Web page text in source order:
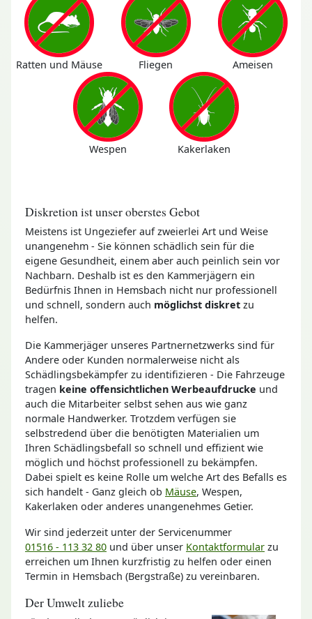
Ratten und Mäuse Fliegen Ameisen
Wespen Kakerlaken
Diskretion ist unser oberstes Gebot
Meistens ist Ungeziefer auf zweierlei Art und Weise
unangenehm - Sie können schädlich sein für die
eigene Gesundheit, einem aber auch peinlich sein vor
Nachbarn. Deshalb ist es den Kammerjägern ein
Bedürfnis Ihnen in Hemsbach nicht nur professionell
und schnell, sondern auch möglichst diskret zu
helfen.
Die Kammerjäger unseres Partnernetzwerks sind für
Andere oder Kunden normalerweise nicht als
Schädlingsbekämpfer zu identifizieren - Die Fahrzeuge
tragen keine offensichtlichen Werbeaufdrucke und
auch die Mitarbeiter selbst sehen aus wie ganz
normale Handwerker. Trotzdem verfügen sie
selbstredend über die benötigten Materialien um
Ihren Schädlingsbefall so schnell und effizient wie
möglich und höchst professionell zu bekämpfen.
Dabei spielt es keine Rolle um welche Art des Befalls es
sich handelt - Ganz gleich ob Mäuse, Wespen,
Kakerlaken oder anderes unangenehmes Getier.
Wir sind jederzeit unter der Servicenummer
01516 - 113 32 80 und über unser Kontaktformular zu
erreichen um Ihnen kurzfristig zu helfen oder einen
Termin in Hemsbach (Bergstraße) zu vereinbaren.
Der Umwelt zuliebe